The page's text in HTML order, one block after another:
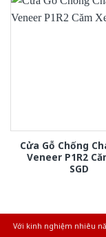
Cửa Gỗ Chống
Veneer P1R2
SGD
Với kinh nghiệm nhiêu